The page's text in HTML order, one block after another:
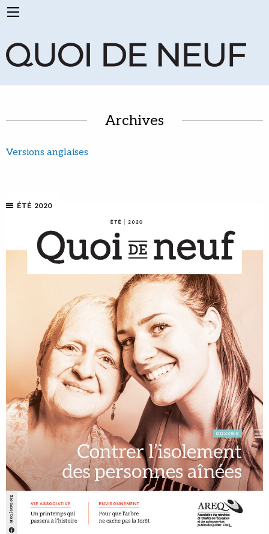
Archives
Versions anglaises
ÉTÉ 2020